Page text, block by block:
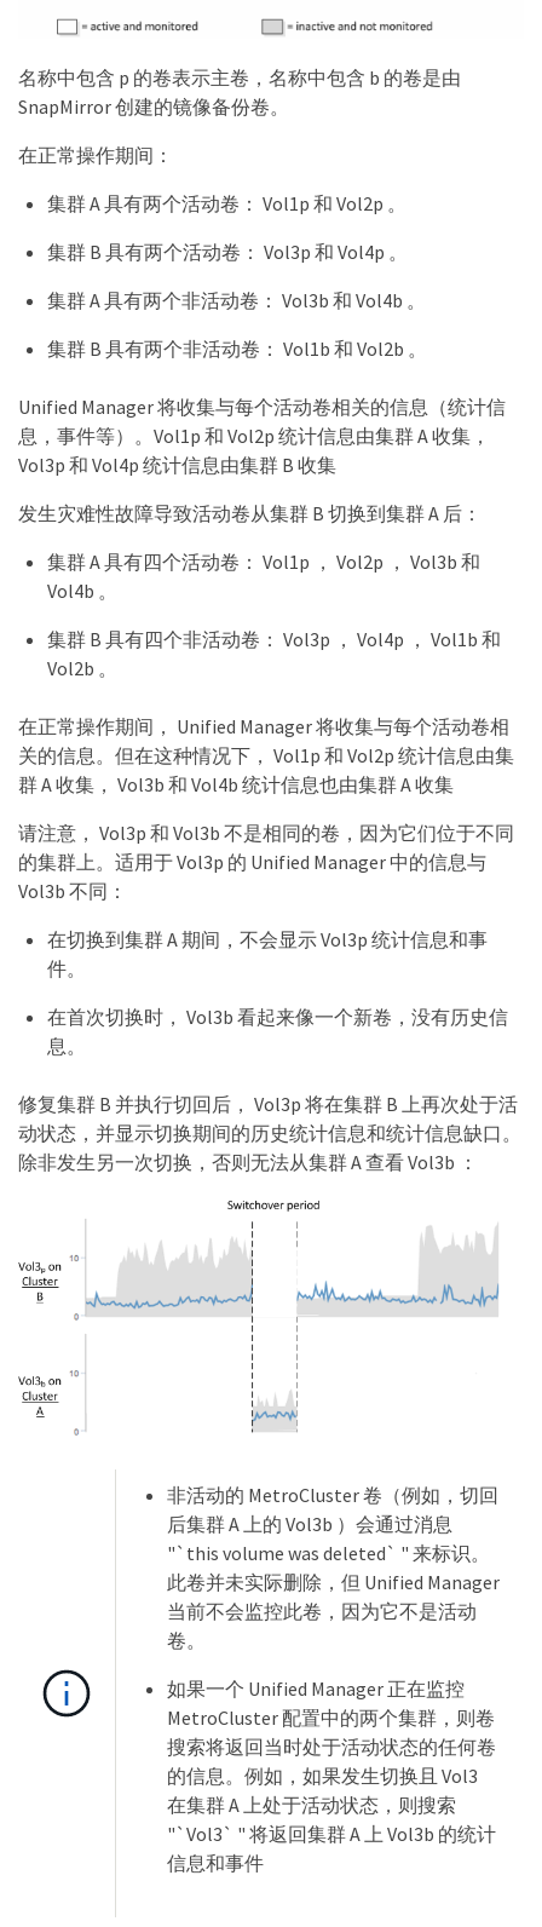
名称中包含 p 的卷表示主卷，名称中包含 b 的卷是由
SnapMirror 创建的镜像备份卷。
在正常操作期间：
集群 A 具有两个活动卷： Vol1p 和 Vol2p 。
集群 B 具有两个活动卷： Vol3p 和 Vol4p 。
集群 A 具有两个非活动卷： Vol3b 和 Vol4b 。
集群 B 具有两个非活动卷： Vol1b 和 Vol2b 。
Unified Manager 将收集与每个活动卷相关的信息（统计信
息，事件等）。Vol1p 和 Vol2p 统计信息由集群 A 收集，
Vol3p 和 Vol4p 统计信息由集群 B 收集
发生灾难性故障导致活动卷从集群 B 切换到集群 A 后：
集群 A 具有四个活动卷： Vol1p ， Vol2p ， Vol3b 和
Vol4b 。
集群 B 具有四个非活动卷： Vol3p ， Vol4p ， Vol1b 和
Vol2b 。
在正常操作期间， Unified Manager 将收集与每个活动卷相
关的信息。但在这种情况下， Vol1p 和 Vol2p 统计信息由集
群 A 收集， Vol3b 和 Vol4b 统计信息也由集群 A 收集
请注意， Vol3p 和 Vol3b 不是相同的卷，因为它们位于不同
的集群上。适用于 Vol3p 的 Unified Manager 中的信息与
Vol3b 不同：
在切换到集群 A 期间，不会显示 Vol3p 统计信息和事
件。
在首次切换时， Vol3b 看起来像一个新卷，没有历史信
息。
修复集群 B 并执行切回后， Vol3p 将在集群 B 上再次处于活
动状态，并显示切换期间的历史统计信息和统计信息缺口。
除非发生另一次切换，否则无法从集群 A 查看 Vol3b ：
非活动的 MetroCluster 卷（例如，切回
后集群 A 上的 Vol3b ）会通过消息
"`this volume was deleted` " 来标识。
此卷并未实际删除，但 Unified Manager
当前不会监控此卷，因为它不是活动
卷。
如果一个 Unified Manager 正在监控
MetroCluster 配置中的两个集群，则卷
搜索将返回当时处于活动状态的任何卷
的信息。例如，如果发生切换且 Vol3
在集群 A 上处于活动状态，则搜索
"`Vol3` " 将返回集群 A 上 Vol3b 的统计
信息和事件